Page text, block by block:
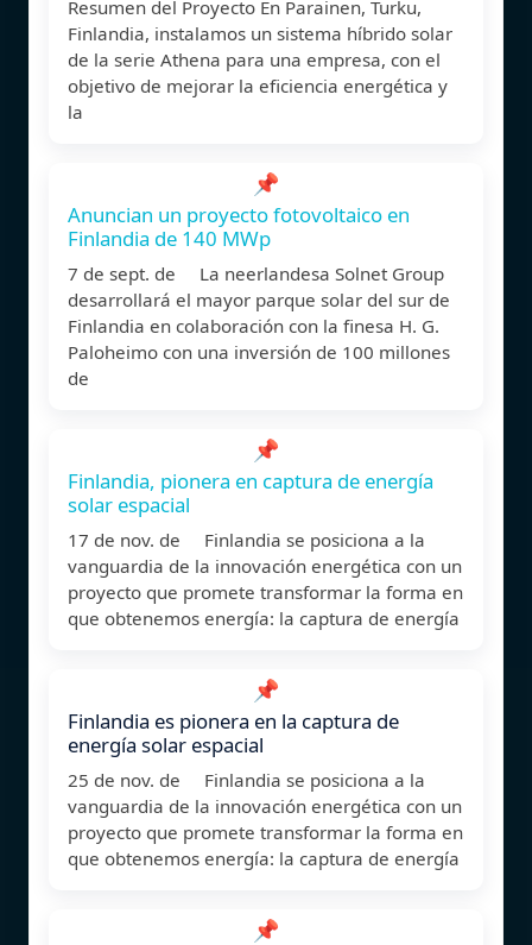
Resumen del Proyecto En Parainen, Turku,
Finlandia, instalamos un sistema híbrido solar
de la serie Athena para una empresa, con el
objetivo de mejorar la eficiencia energética y
la
📌
Anuncian un proyecto fotovoltaico en
Finlandia de 140 MWp
7 de sept. de La neerlandesa Solnet Group
desarrollará el mayor parque solar del sur de
Finlandia en colaboración con la finesa H. G.
Paloheimo con una inversión de 100 millones
de
📌
Finlandia, pionera en captura de energía
solar espacial
17 de nov. de Finlandia se posiciona a la
vanguardia de la innovación energética con un
proyecto que promete transformar la forma en
que obtenemos energía: la captura de energía
📌
Finlandia es pionera en la captura de
energía solar espacial
25 de nov. de Finlandia se posiciona a la
vanguardia de la innovación energética con un
proyecto que promete transformar la forma en
que obtenemos energía: la captura de energía
📌